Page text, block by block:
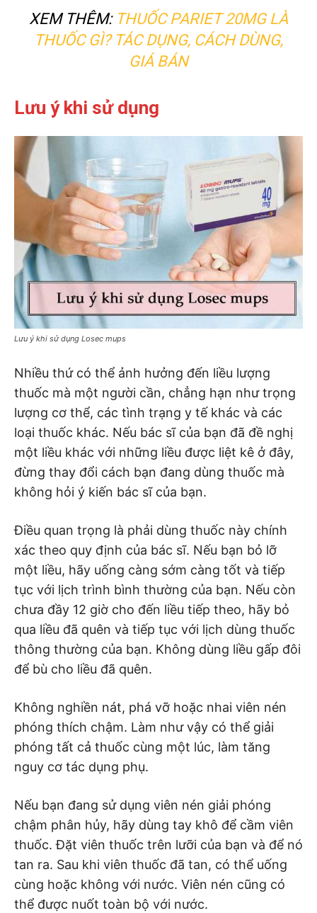
XEM THÊM: THUỐC PARIET 20MG LÀ
THUỐC GÌ? TÁC DỤNG, CÁCH DÙNG,
GIÁ BÁN
Lưu ý khi sử dụng
Lưu ý khi sử dụng Losec mups
Nhiều thứ có thể ảnh hưởng đến liều lượng
thuốc mà một người cần, chẳng hạn như trọng
lượng cơ thể, các tình trạng y tế khác và các
loại thuốc khác. Nếu bác sĩ của bạn đã đề nghị
một liều khác với những liều được liệt kê ở đây,
đừng thay đổi cách bạn đang dùng thuốc mà
không hỏi ý kiến ​​bác sĩ của bạn.
Điều quan trọng là phải dùng thuốc này chính
xác theo quy định của bác sĩ. Nếu bạn bỏ lỡ
một liều, hãy uống càng sớm càng tốt và tiếp
tục với lịch trình bình thường của bạn. Nếu còn
chưa đầy 12 giờ cho đến liều tiếp theo, hãy bỏ
qua liều đã quên và tiếp tục với lịch dùng thuốc
thông thường của bạn. Không dùng liều gấp đôi
để bù cho liều đã quên.
Không nghiền nát, phá vỡ hoặc nhai viên nén
phóng thích chậm. Làm như vậy có thể giải
phóng tất cả thuốc cùng một lúc, làm tăng
nguy cơ tác dụng phụ.
Nếu bạn đang sử dụng viên nén giải phóng
chậm phân hủy, hãy dùng tay khô để cầm viên
thuốc. Đặt viên thuốc trên lưỡi của bạn và để nó
tan ra. Sau khi viên thuốc đã tan, có thể uống
cùng hoặc không với nước. Viên nén cũng có
thể được nuốt toàn bộ với nước.